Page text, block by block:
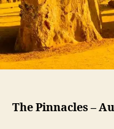
The Pinnacles –